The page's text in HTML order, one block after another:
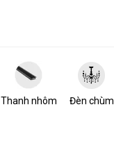
Thanh nhôm Đèn chùm